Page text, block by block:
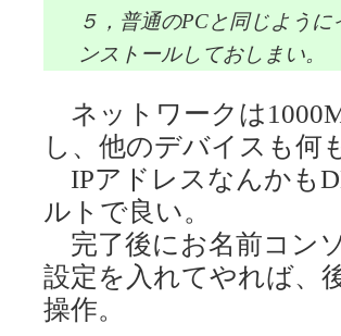
５，普通のPCと同じよう
ンストールしておしまい。
ネットワークは
し、他のデバイスも何
IPアドレスなんかも
ルトで良い。
完了後にお名前コン
設定を入れてやれば、
操作。